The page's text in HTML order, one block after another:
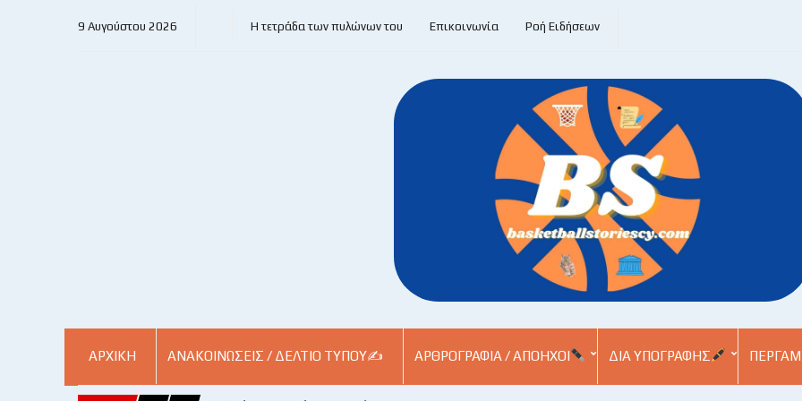
9 Αυγούστου 2026 Η τετράδα των πυλώνων του Επικοινωνία Ροή Ειδήσεων
ΑΡΧΙΚΗ ΑΝΑΚΟΙΝΏΣΕΙΣ / ΔΕΛΤΊΟ ΤΎΠΟΥ✍ ΑΡΘΡΟΓΡΑΦΊΑ / ΑΠΌΗΧΟΙ ΔΙΑ ΥΠΟΓΡΑΦΉΣ